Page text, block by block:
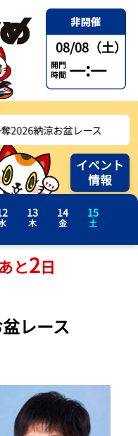
08/08（土）
開門
時間 —:—
納涼お盆レース
イベント
情報
13
木
14
金
15
土
と2日
レース